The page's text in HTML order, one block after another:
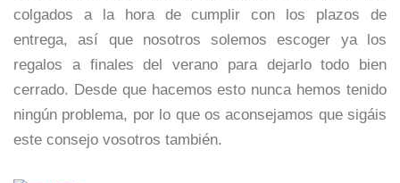
colgados a la hora de cumplir con los plazos de
entrega, así que nosotros solemos escoger ya los
regalos a finales del verano para dejarlo todo bien
cerrado. Desde que hacemos esto nunca hemos tenido
ningún problema, por lo que os aconsejamos que sigáis
este consejo vosotros también.